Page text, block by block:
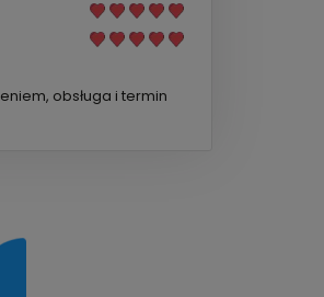
obsługa i termin